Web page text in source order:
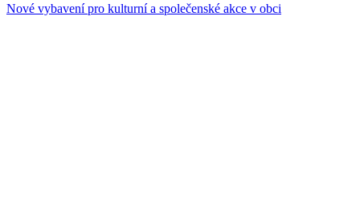
Nové vybavení pro kulturní a společenské akce v obci